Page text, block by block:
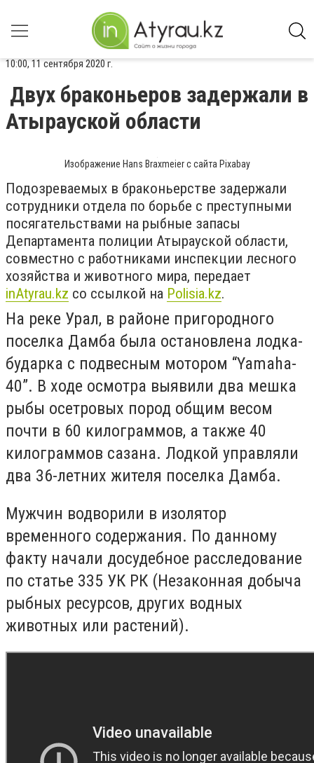
10:00, 11 сентября 2020 г.
Двух браконьеров задержали в
Атырауской области
Изображение Hans Braxmeier с сайта Pixabay
Подозреваемых в браконьерстве задержали
сотрудники отдела по борьбе с преступными
посягательствами на рыбные запасы
Департамента полиции Атырауской области,
совместно с работниками инспекции лесного
хозяйства и животного мира, передает
inAtyrau.kz со ссылкой на Polisia.kz.
На реке Урал, в районе пригородного
поселка Дамба была остановлена лодка-
бударка с подвесным мотором “Yamaha-
40”. В ходе осмотра выявили два мешка
рыбы осетровых пород общим весом
почти в 60 килограммов, а также 40
килограммов сазана. Лодкой управляли
два 36-летних жителя поселка Дамба.
Мужчин водворили в изолятор
временного содержания. По данному
факту начали досудебное расследование
по статье 335 УК РК (Незаконная добыча
рыбных ресурсов, других водных
животных или растений).